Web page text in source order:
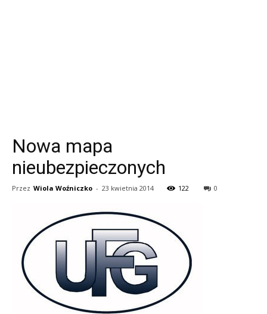
Nowa mapa
nieubezpieczonych
Przez Wiola Woźniczko - 23 kwietnia 2014 122 0